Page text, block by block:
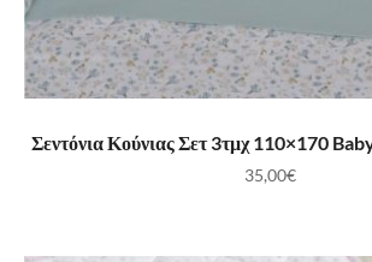
ΠΡΟΣΘΉΚΗ ΣΤΟ ΚΑΛΆΘΙ
Σεντόνια Κούνιας Σετ 3τμχ 110×170
35,00€